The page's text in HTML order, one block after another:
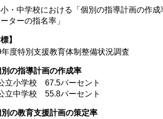
・中学校における「個別の指導計画の作
ターの指名率」
】
度特別支援教育体制整備状況調査
の指導計画の作成率
立小学校 67.5パーセント
立中学校 55.8パーセント
の教育支援計画の策定率